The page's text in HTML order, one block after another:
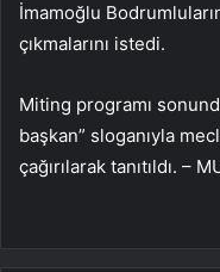
İmamoğlu
çıkmalarını istedi.
Miting programı
başkan” sloganıyla
çağırılarak tanıtıldı. –